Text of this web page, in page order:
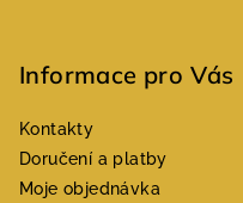
Informace pro Vás
Kontakty
Doručení a platby
Moje objednávka